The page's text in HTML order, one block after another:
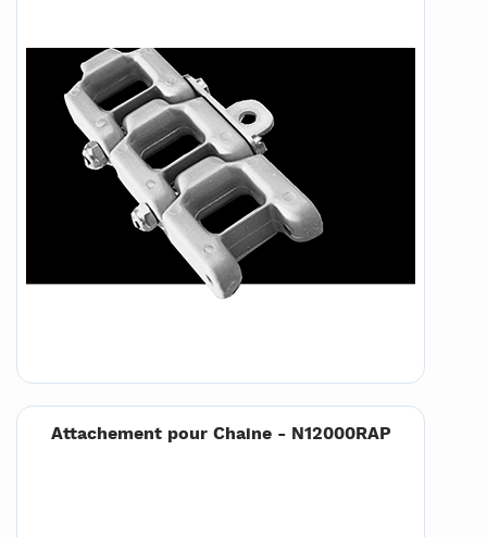
Attachement pour Chaine - N12000RAP